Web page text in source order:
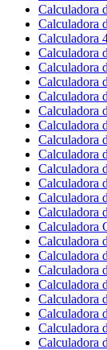
Calculadora
Calculadora
Calculadora
Calculadora
Calculadora
Calculadora
Calculadora
Calculadora
Calculadora
Calculadora
Calculadora
Calculadora
Calculadora
Calculadora
Calculadora
Calculadora
Calculadora
Calculadora
Calculadora
Calculadora
Calculadora
Calculadora
Calculadora
Calculadora